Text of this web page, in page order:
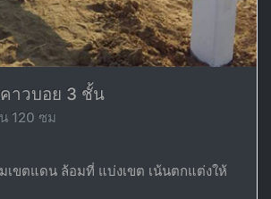
าวบอย 3 ชั้น
120 ซม
เขตแดน ล้อมที่ แบ่งเขต เน้นตกแต่งให้